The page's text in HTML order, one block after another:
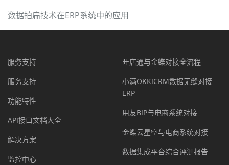
数据拍扁技术在ERP系统中的应用
服务支持
服务支持
功能特性
API接口文档大全
解决方案
监控中心
旺店通与金蝶对接全流程
小满OKKICRM数据无缝对接
ERP
用友BIP与电商系统对接
金蝶云星空与电商系统对接
数据集成平台综合评测报告